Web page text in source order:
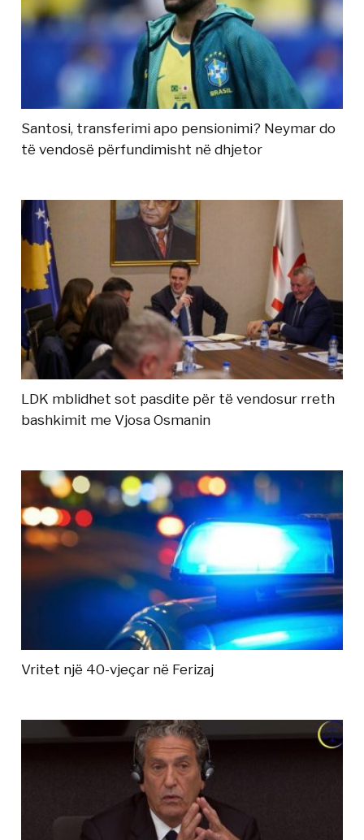
Santosi, transferimi apo pensionimi? Neymar do
të vendosë përfundimisht në dhjetor
LDK mblidhet sot pasdite për të vendosur rreth
bashkimit me Vjosa Osmanin
Vritet një 40-vjeçar në Ferizaj